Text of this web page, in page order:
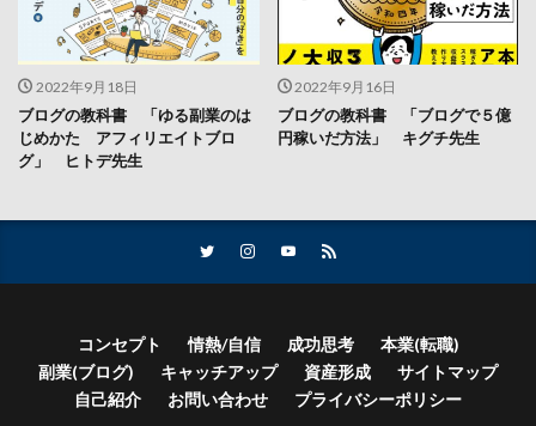
2022年9月18日
ブログの教科書 「ゆる副業のは
じめかた アフィリエイトブロ
グ」 ヒトデ先生
2022年9月16日
ブログの教科書 「ブログで５億
円稼いだ方法」 キグチ先生
コンセプト 情熱/自信 成功思考
本業(転職)
副業(ブログ)
キャッチアップ 資産形成
サイトマップ
自己紹介
お問い合わせ プライバシーポリシー